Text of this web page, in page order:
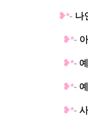
❥*-나
❥*-
❥*-
❥*-
❥*-